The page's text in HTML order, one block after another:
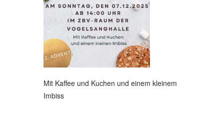
Mit Kaffee und Kuchen und einem kleinem
Imbiss